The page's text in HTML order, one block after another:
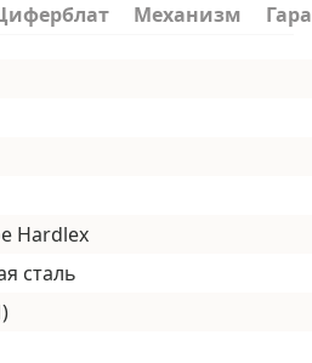
Механизм
Hardlex
сталь